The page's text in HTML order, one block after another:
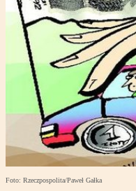
Foto: Rzeczpospolita/Paweł Gałka